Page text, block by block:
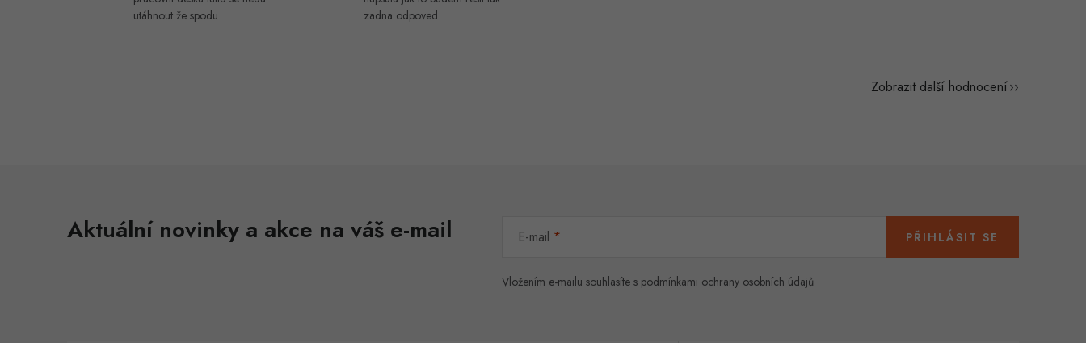
utáhnout že spodu
zadna odpoved
Zobrazit další hodnocení
Aktuální novinky a akce na váš e-mail E-mail
Vložením e-mailu souhlasíte s podmínkami ochrany osobních údajů
PŘIHLÁSIT SE